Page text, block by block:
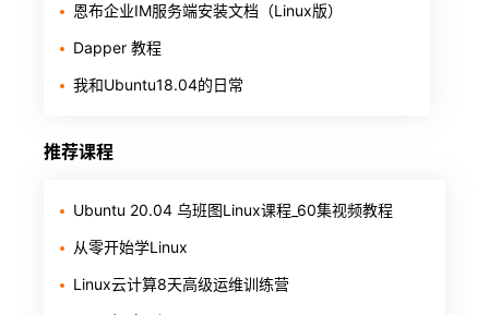
恩布企业IM服务端安装文档（Linux版）
Dapper 教程
我和Ubuntu18.04的日常
推荐课程
Ubuntu 20.04 乌班图Linux课程_60集视频教程
从零开始学Linux
Linux云计算8天高级运维训练营